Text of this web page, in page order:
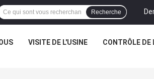
Recherche
VISITE DE L'USINE CONTRÔLE DE